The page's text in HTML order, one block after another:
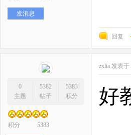
发消息
回复
0
主题
5382
帖子
5383
积分
积分 5383
zxlia 发表于
好